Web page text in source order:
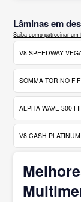
Lâminas em
Saiba como patrocinar um
V8 SPEEDWAY
SOMMA TORINO
ALPHA WAVE 300
V8 CASH